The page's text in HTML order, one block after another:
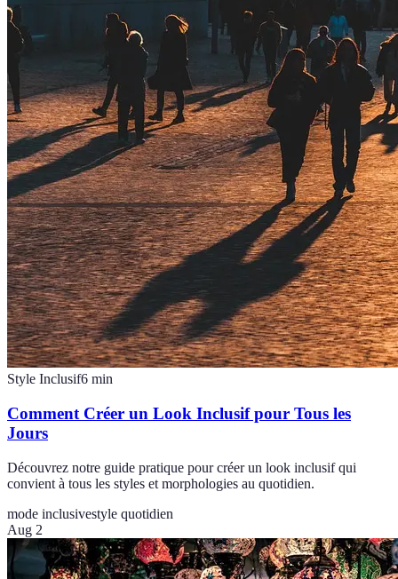
Style Inclusif6 min
Comment Créer un Look Inclusif pour Tous les
Jours
Découvrez notre guide pratique pour créer un look inclusif qui
convient à tous les styles et morphologies au quotidien.
mode inclusivestyle quotidien
Aug 2